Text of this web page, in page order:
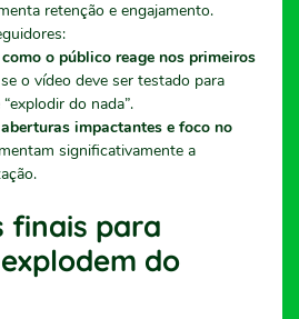
retenção e engajamento.
como o público reage nos primeiros
o vídeo deve ser testado para
do nada”.
aberturas impactantes e foco no
significativamente a
finais para
do